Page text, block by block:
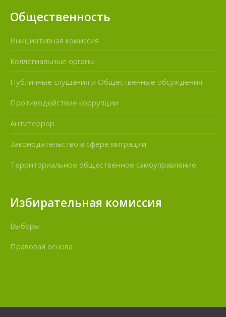
Общественность
Инициативная комиссия
Коллегиальные органы
Публичные слушания и Общественные обсуждения
Противодействие коррупции
Антитеррор
Законодательство в сфере миграции
Территориальное общественное самоуправление
Избирательная комиссия
Выборы
Правовая основа